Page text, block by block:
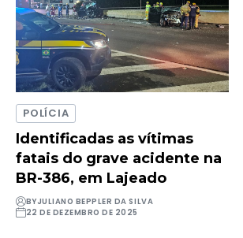
POLÍCIA
Identificadas as vítimas
fatais do grave acidente na
BR-386, em Lajeado
BYJULIANO BEPPLER DA SILVA
22 DE DEZEMBRO DE 2025